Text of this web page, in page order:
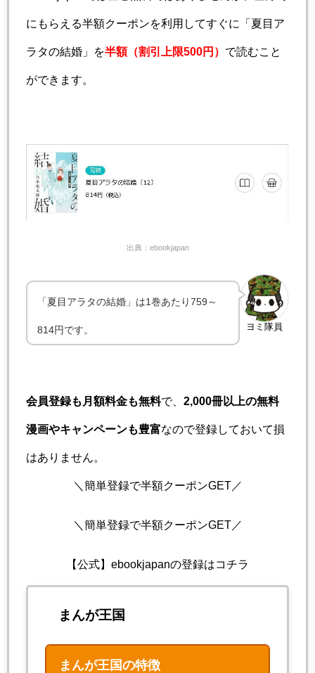
にもらえる半額クーポンを利用してすぐに「夏目ア
ラタの結婚」を半額（割引上限500円） で読むこと
ができます。
出典：ebookjapan
ヨミ隊員
「夏目アラタの結婚」は1巻あたり759～
814円です。
会員登録も月額料金も無料で、 2,000冊以上の無料
漫画やキャンペーンも豊富なので登録しておいて損
はありません。
＼簡単登録で半額クーポンGET／
＼簡単登録で半額クーポンGET／
【公式】ebookjapanの登録はコチラ
まんが王国
まんが王国の特徴